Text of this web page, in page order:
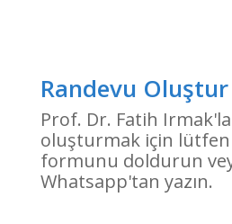
Randevu Oluştur
Prof. Dr. Fatih
oluşturmak için
formunu doldurun
Whatsapp'tan yazın.